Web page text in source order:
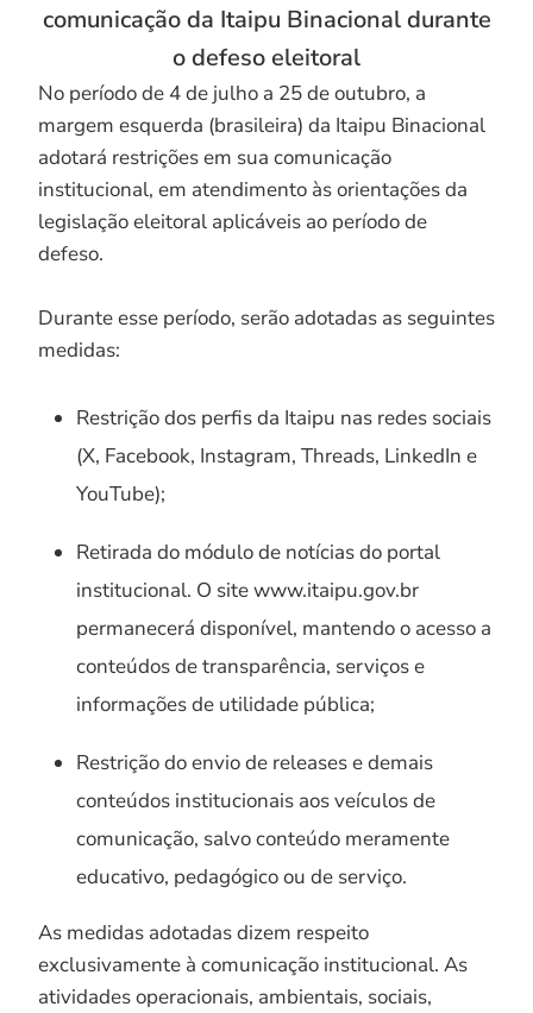
comunicação da Itaipu Binacional durante
o defeso eleitoral
No período de 4 de julho a 25 de outubro, a
margem esquerda (brasileira) da Itaipu Binacional
adotará restrições em sua comunicação
institucional, em atendimento às orientações da
legislação eleitoral aplicáveis ao período de
defeso.
Durante esse período, serão adotadas as seguintes
medidas:
Restrição dos perfis da Itaipu nas redes sociais
(X, Facebook, Instagram, Threads, LinkedIn e
YouTube);
Retirada do módulo de notícias do portal
institucional. O site www.itaipu.gov.br
permanecerá disponível, mantendo o acesso a
conteúdos de transparência, serviços e
informações de utilidade pública;
Restrição do envio de releases e demais
conteúdos institucionais aos veículos de
comunicação, salvo conteúdo meramente
educativo, pedagógico ou de serviço.
As medidas adotadas dizem respeito
exclusivamente à comunicação institucional. As
atividades operacionais, ambientais, sociais,